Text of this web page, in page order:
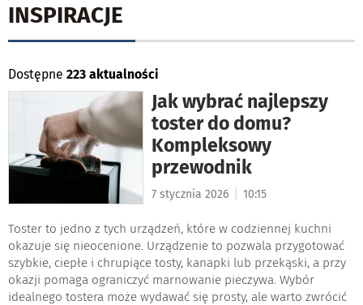
INSPIRACJE
Dostępne 223 aktualności
Jak wybrać najlepszy
toster do domu?
Kompleksowy
przewodnik
7 stycznia 2026 10:15
Toster to jedno z tych urządzeń, które w codziennej kuchni
okazuje się nieocenione. Urządzenie to pozwala przygotować
szybkie, ciepłe i chrupiące tosty, kanapki lub przekąski, a przy
okazji pomaga ograniczyć marnowanie pieczywa. Wybór
idealnego tostera może wydawać się prosty, ale warto zwrócić